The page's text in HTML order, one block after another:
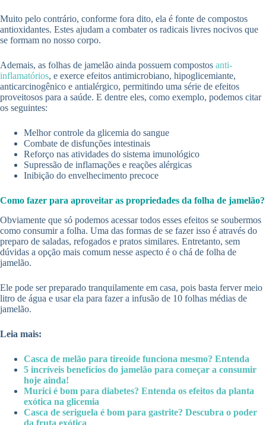
Muito pelo contrário, conforme fora dito, ela é fonte de compostos
antioxidantes. Estes ajudam a combater os radicais livres nocivos que
se formam no nosso corpo.
Ademais, as folhas de jamelão ainda possuem compostos anti-
inflamatórios, e exerce efeitos antimicrobiano, hipoglicemiante,
anticarcinogênico e antialérgico, permitindo uma série de efeitos
proveitosos para a saúde. E dentre eles, como exemplo, podemos citar
os seguintes:
Melhor controle da glicemia do sangue
Combate de disfunções intestinais
Reforço nas atividades do sistema imunológico
Supressão de inflamações e reações alérgicas
Inibição do envelhecimento precoce
Como fazer para aproveitar as propriedades da folha de jamelão?
Obviamente que só podemos acessar todos esses efeitos se soubermos
como consumir a folha. Uma das formas de se fazer isso é através do
preparo de saladas, refogados e pratos similares. Entretanto, sem
dúvidas a opção mais comum nesse aspecto é o chá de folha de
jamelão.
Ele pode ser preparado tranquilamente em casa, pois basta ferver meio
litro de água e usar ela para fazer a infusão de 10 folhas médias de
jamelão.
Leia mais:
Casca de melão para tireoide funciona mesmo? Entenda
5 incríveis benefícios do jamelão para começar a consumir
hoje ainda!
Murici é bom para diabetes? Entenda os efeitos da planta
exótica na glicemia
Casca de seriguela é bom para gastrite? Descubra o poder
da fruta exótica